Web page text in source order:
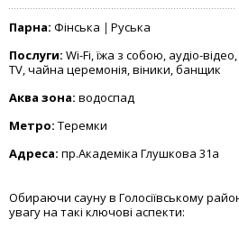
Парна: Фінська
Руська
Послуги: Wi-Fi, їжа з собою, аудіо-
TV, чайна церемонія, віники, банщик
Аква зона: водоспад
Метро: Теремки
Адреса: пр.Академіка Глушкова 31а
Обираючи сауну в Голосіївському
увагу на такі ключові аспекти: